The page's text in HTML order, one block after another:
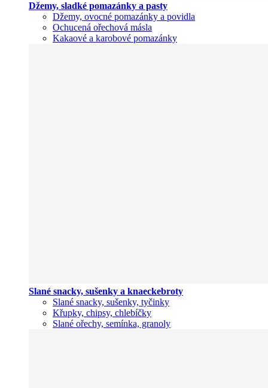
Džemy, sladké pomazánky a pasty
Džemy, ovocné pomazánky a povidla
Ochucená ořechová másla
Kakaové a karobové pomazánky
Slané snacky, sušenky a knaeckebroty
Slané snacky, sušenky, tyčinky
Křupky, chipsy, chlebíčky
Slané ořechy, semínka, granoly